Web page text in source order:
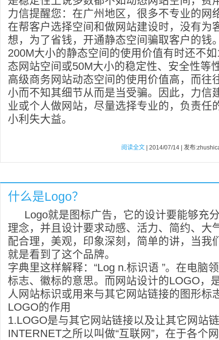
力信提醒您：在广州地区，很多不专业的网
在帮客户选择空间和做网站建设时，没有为
想，为了省钱，开通静态空间骗取客户的钱
200M大小的静态空间的使用价值有时还不
态网站空间或50M大小的稳定性、安全性等
高级商务网站动态空间的使用价值高，而往
小而不知其细节从而是当受骗。因此，力信
业或个人做网站，尽量选择专业的，负责任
小利失大益。
阅读全文 | 2014/07/14 | 发布
什么是Logo？
Logo就是图标广告，它的设计要能够充
理念，并且设计要求动感、活力、简约、大
配合理，美观，印象深刻，简单的讲，当我
就是看到了这个品牌。
字典里这样解释：“Log n.标识语 ”。在电脑
标志、徽标的意思。而网站设计的LOGO，
人网站标识或用来与其它网站链接的图形标
LOGO的作用
1.LOGO是与其它网站链接以及让其它网站
INTERNET之所以叫做“互联网”，在于各个